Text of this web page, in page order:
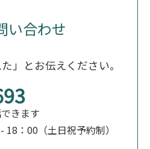
い合わせ
」とお伝えください。
きます
：00（土日祝予約制）